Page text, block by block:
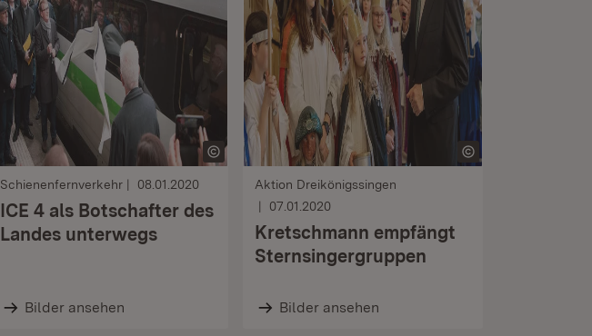
Schienenfernverkehr 08.01.2020
ICE 4 als Botschafter des
Landes unterwegs
Bilder ansehen
Aktion Dreikönigssingen
07.01.2020
Kretschmann empfängt
Sternsingergruppen
Bilder ansehen